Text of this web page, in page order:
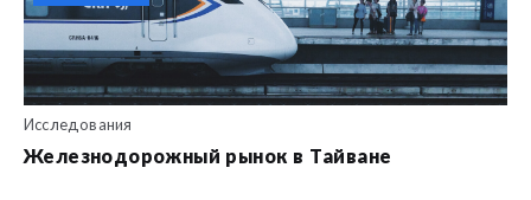
Исследования
Железнодорожный рынок в Тайване